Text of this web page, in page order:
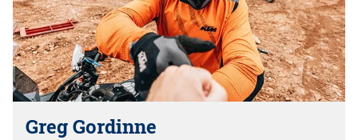
Greg Gordinne